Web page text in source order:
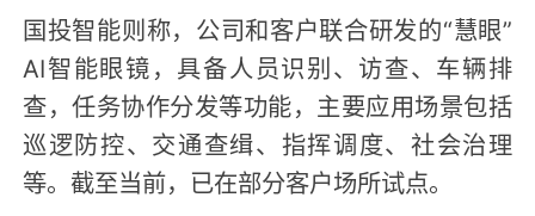
国投智能则称，公司和客户联合研发的“慧眼”
AI智能眼镜，具备人员识别、访查、车辆排
查，任务协作分发等功能，主要应用场景包括
巡逻防控、交通查缉、指挥调度、社会治理
等。截至当前，已在部分客户场所试点。